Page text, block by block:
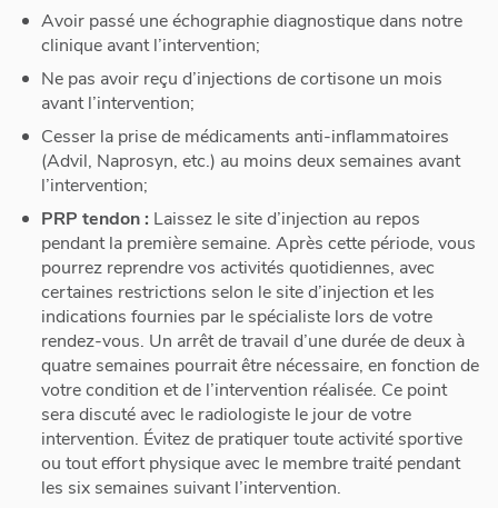
Avoir passé une échographie diagnostique dans notre
clinique avant l’intervention;
Ne pas avoir reçu d’injections de cortisone un mois
avant l’intervention;
Cesser la prise de médicaments anti-inflammatoires
(Advil, Naprosyn, etc.) au moins deux semaines avant
l’intervention;
PRP tendon : Laissez le site d’injection au repos
pendant la première semaine. Après cette période, vous
pourrez reprendre vos activités quotidiennes, avec
certaines restrictions selon le site d’injection et les
indications fournies par le spécialiste lors de votre
rendez-vous. Un arrêt de travail d’une durée de deux à
quatre semaines pourrait être nécessaire, en fonction de
votre condition et de l’intervention réalisée. Ce point
sera discuté avec le radiologiste le jour de votre
intervention. Évitez de pratiquer toute activité sportive
ou tout effort physique avec le membre traité pendant
les six semaines suivant l’intervention.